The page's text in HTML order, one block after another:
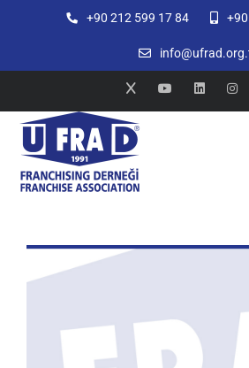
+90 212 599 17 84